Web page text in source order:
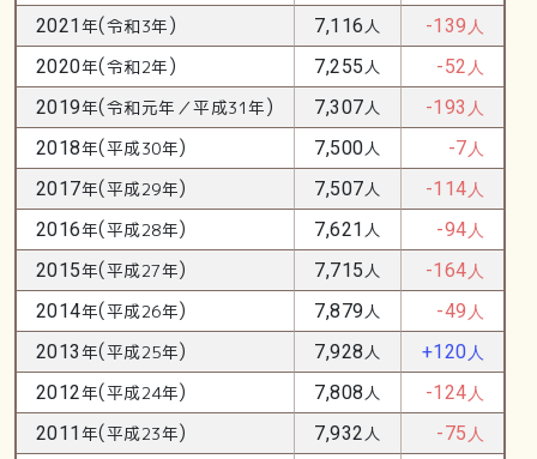
2021 年(令和3年) 7,116人 -139 人
2020年(令和2年) 7,255人 -52 人
2019年(令和元年／平成31年) 7,307人 -193 人
2018年(平成30年) 7,500人 -7人
2017年(平成29年) 7,507人 -114人
2016年(平成28年) 7,621 人 -94人
2015年(平成27年) 7,715人 -164人
2014年(平成26年) 7,879人 -49 人
2013年(平成25年) 7,928人 +120 人
2012年(平成24年) 7,808人 -124人
2011 年(平成23年) 7,932人 -75 人